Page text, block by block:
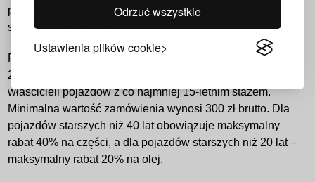
Odrzuć wszystkie
Ustawienia plików cookie
promocji „Yamaha Youngtimer” – najlepszy moment, by
sporo zaoszczędzić!
Promocja „Yamaha Youngtimer” obowiązuje od 2 grudnia
2024 do 28 lutego 2025 roku i jest skierowana do
właścicieli pojazdów z co najmniej 15-letnim stażem.
Minimalna wartość zamówienia wynosi 300 zł brutto. Dla
pojazdów starszych niż 40 lat obowiązuje maksymalny
rabat 40% na części, a dla pojazdów starszych niż 20 lat –
maksymalny rabat 20% na olej.